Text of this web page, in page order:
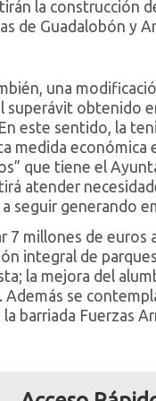
la construcción
de Guadalobón y
una
obtenido
este sentido, la
medida económica
que tiene el
atender
seguir generando
7 millones de
integral de
la mejora del
se
barriada Fuerzas